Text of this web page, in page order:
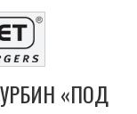
«ПОД